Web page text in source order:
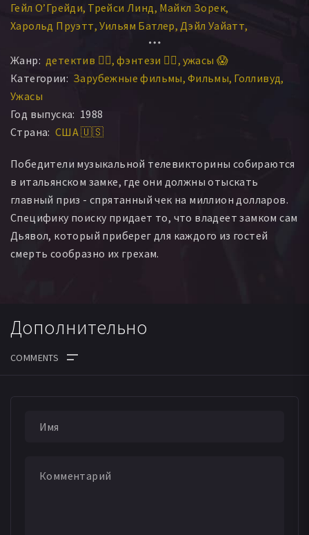
Гейл О’Грейди Трейси Линд Майкл Зорек
Харольд Пруэтт Уильям Батлер Дэйл Уайатт
Ким Джонстон Ульрих
Martha Demson
Марчелло Модуньо
Жанр: детектив 🕵️‍♂️ фэнтези 🧝‍♂️ ужасы 😱
Категории: Зарубежные фильмы Фильмы Голливуд
Ужасы
Год выпуска: 1988
Страна: США 🇺🇸
Победители музыкальной телевикторины собираются
в итальянском замке, где они должны отыскать
главный приз - спрятанный чек на миллион долларов.
Специфику поиску придает то, что владеет замком сам
Дьявол, который приберег для каждого из гостей
смерть сообразно их грехам.
Дополнительно